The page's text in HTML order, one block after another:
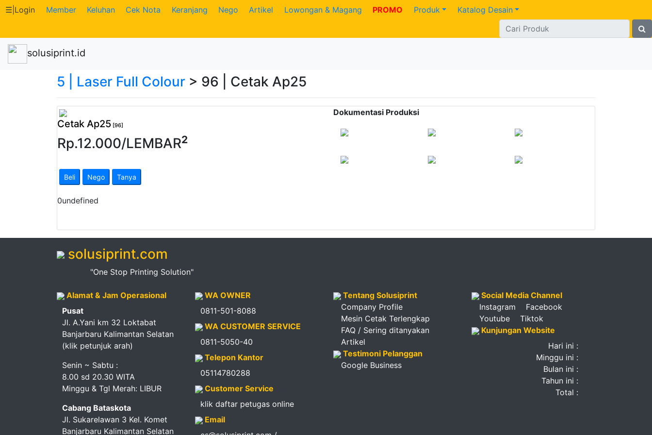
Katalog
Produk
Petugas
Riwayat
Transaksi
Berjalan
Pembayaran
Fee
☰ Login Member Keluhan Cek Nota Keranjang Nego Artikel Lowongan & Magang PROMO Produk Katalog Desain
solusiprint.id
5 | Laser Full Colour > 96 | Cetak Ap25
Cetak Ap25 [96]
Rp.12.000/LEMBAR2
Beli Nego Tanya
0undefined
Dokumentasi Produksi
solusiprint.com
"One Stop Printing Solution"
Alamat & Jam Operasional
Pusat
Jl. A.Yani km 32 Loktabat
Banjarbaru Kalimantan Selatan
(klik petunjuk arah)
Senin ~ Sabtu :
8.00 sd 20.30 WITA
Minggu & Tgl Merah: LIBUR
Cabang Bataskota
Jl. Sukarelawan 3 Kel. Komet
Banjarbaru Kalimantan Selatan
WA OWNER
0811-501-8088
WA CUSTOMER SERVICE
0811-5050-40
Telepon Kantor
05114780288
Customer Service
klik daftar petugas online
Email
Tentang Solusiprint
Company Profile
Mesin Cetak Terlengkap
FAQ / Sering ditanyakan
Artikel
Testimoni Pelanggan
Google Business
Social Media Channel
Instagram
Facebook
Youtube
Tiktok
Kunjungan Website
Hari ini :
Minggu ini :
Bulan ini :
Tahun ini :
Total :